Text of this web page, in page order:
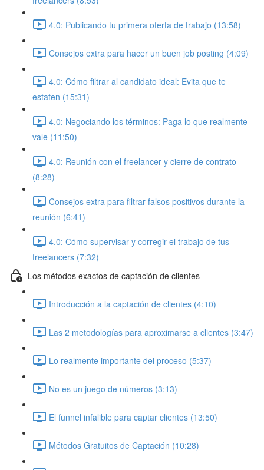
4.0: Publicando tu primera oferta de trabajo (13:58)
Consejos extra para hacer un buen job posting (4:09)
4.0: Cómo filtrar al candidato ideal: Evita que te
estafen (15:31)
4.0: Negociando los términos: Paga lo que realmente
vale (11:50)
4.0: Reunión con el freelancer y cierre de contrato
(8:28)
Consejos extra para filtrar falsos positivos durante la
reunión (6:41)
4.0: Cómo supervisar y corregir el trabajo de tus
freelancers (7:32)
Los métodos exactos de captación de clientes
Introducción a la captación de clientes (4:10)
Las 2 metodologías para aproximarse a clientes (3:47)
Lo realmente importante del proceso (5:37)
No es un juego de números (3:13)
El funnel infalible para captar clientes (13:50)
Métodos Gratuitos de Captación (10:28)